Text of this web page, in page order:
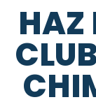
HAZ